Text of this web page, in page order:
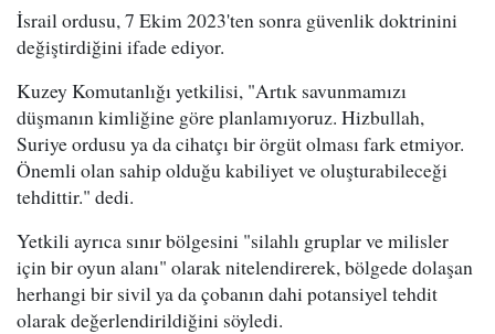
İsrail ordusu, 7 Ekim 2023'ten sonra güvenlik doktrinini
değiştirdiğini ifade ediyor.
Kuzey Komutanlığı yetkilisi, "Artık savunmamızı
düşmanın kimliğine göre planlamıyoruz. Hizbullah,
Suriye ordusu ya da cihatçı bir örgüt olması fark etmiyor.
Önemli olan sahip olduğu kabiliyet ve oluşturabileceği
tehdittir." dedi.
Yetkili ayrıca sınır bölgesini "silahlı gruplar ve milisler
için bir oyun alanı" olarak nitelendirerek, bölgede dolaşan
herhangi bir sivil ya da çobanın dahi potansiyel tehdit
olarak değerlendirildiğini söyledi.